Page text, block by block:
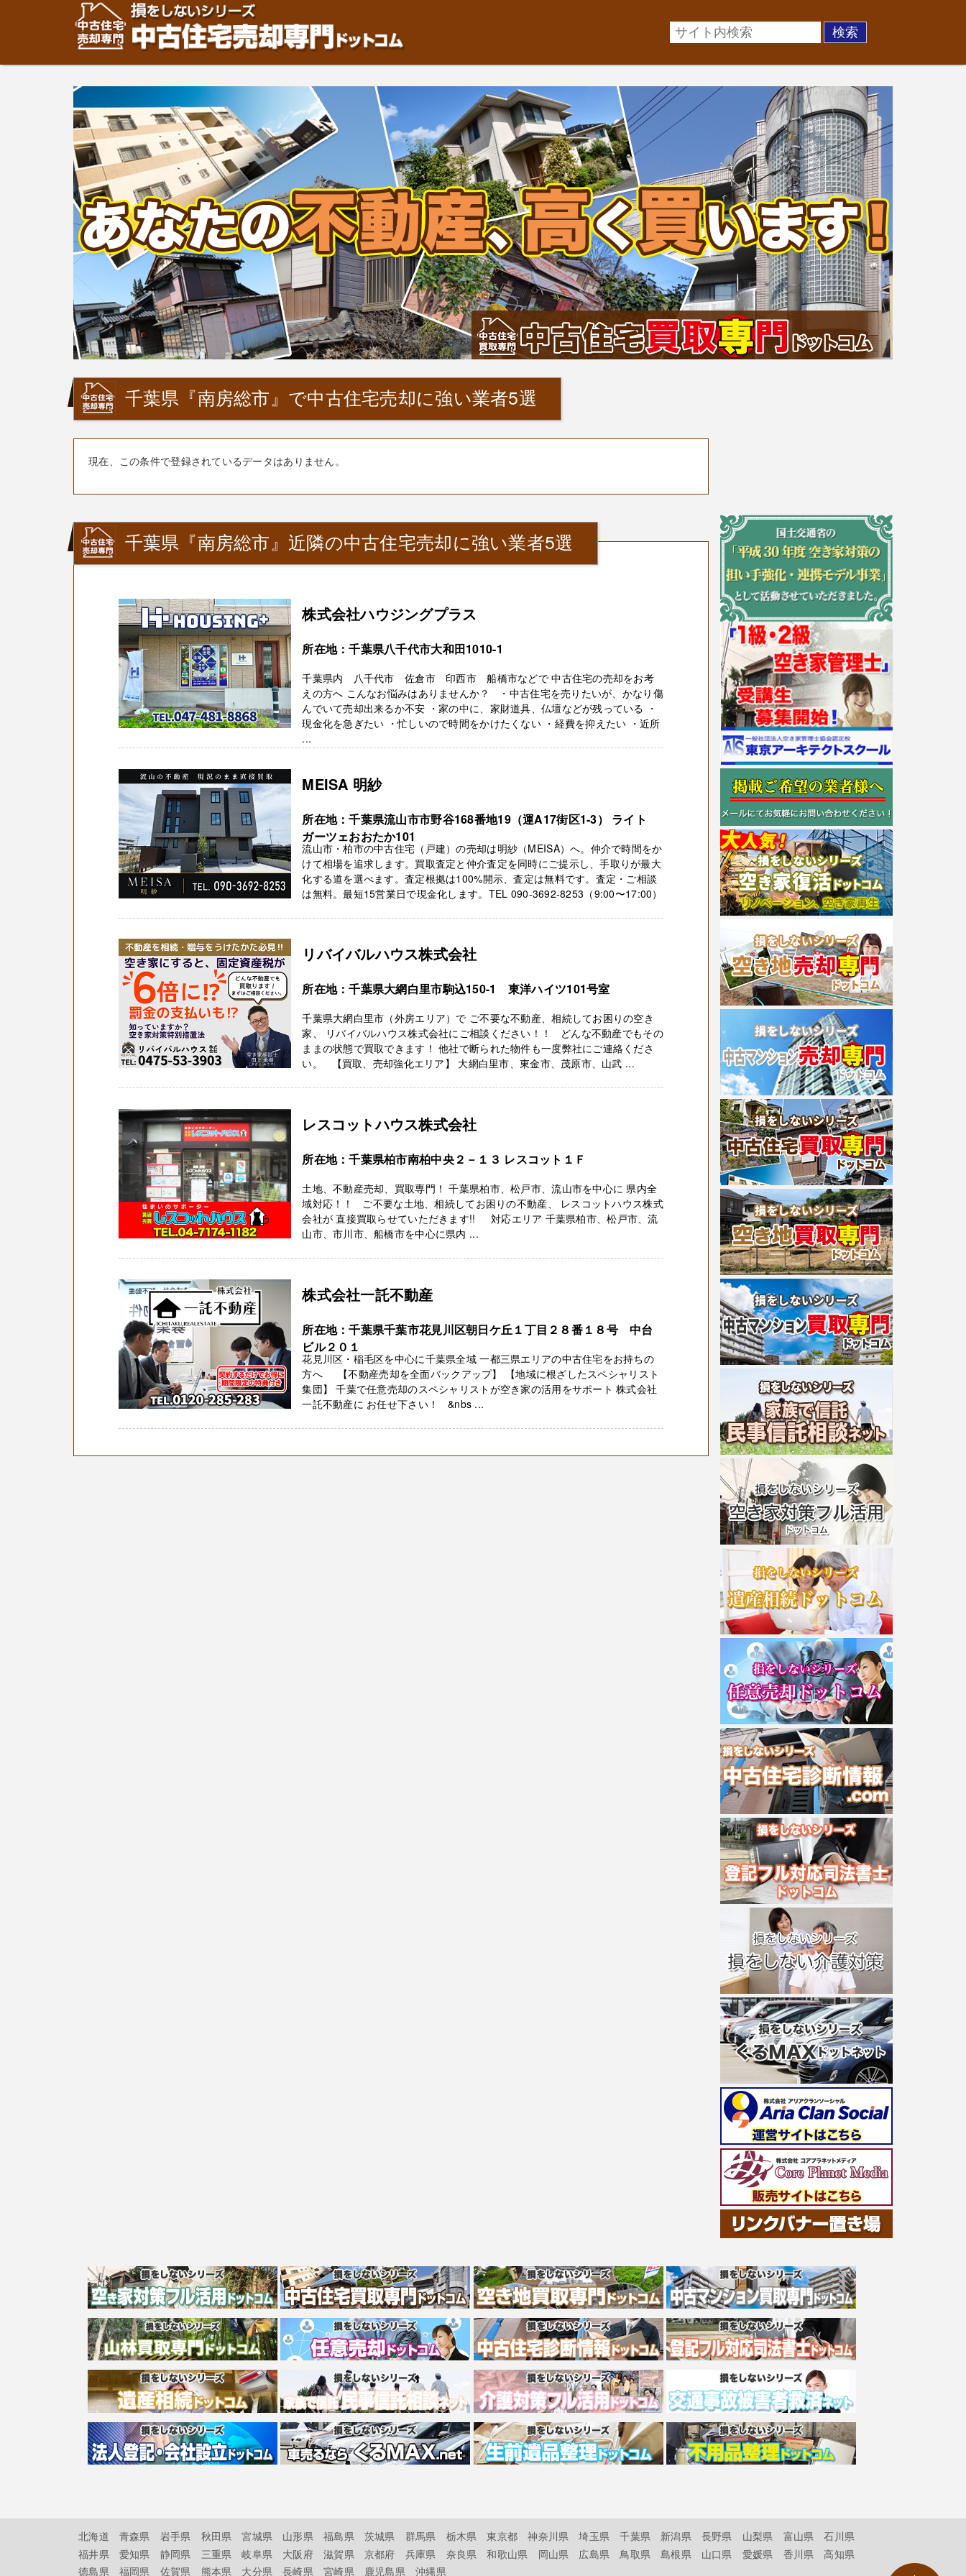
住宅・建物の「売却」は「個人」の方々が、「買取」は不動産や開発等の「業者」が物件を買います。一般的に「売却」は時間はかかるが相場に準じた売却金額、「買取」は短期ではあるが相場より
安めの売却金額と言われています。住宅・建物の売却をご検討中の方はお気軽にご相談ください。中古住宅、相続不動産など、不動産売却のお悩みを全国の専門家が解決致します！
千葉県『南房総市』で中古住宅売却に強い業者5選
現在、この条件で登録されているデータはありません。
千葉県『南房総市』近隣の中古住宅売却に強い業者5選
株式会社ハウジングプラス
所在地：千葉県八千代市大和田1010-1
千葉県内 八千代市 佐倉市 印西市 船橋市などで 中古住宅の売却をお考
えの方へ こんなお悩みはありませんか？ ・中古住宅を売りたいが、かなり傷
んでいて売却出来るか不安 ・家の中に、家財道具、仏壇などが残っている ・
現金化を急ぎたい ・忙しいので時間をかけたくない ・経費を抑えたい ・近所
...
MEISA 明紗
所在地：千葉県流山市市野谷168番地19（運A17街区1-3） ライト
ガーツェおおたか101
流山市・柏市の中古住宅（戸建）の売却は明紗（MEISA）へ。仲介で時間をか
けて相場を追求します。買取査定と仲介査定を同時にご提示し、手取りが最大
化する道を選べます。査定根拠は100%開示、査定は無料です。査定・ご相談
は無料。最短15営業日で現金化します。TEL 090-3692-8253（9:00〜17:00）
リバイバルハウス株式会社
所在地：千葉県大網白里市駒込150-1 東洋ハイツ101号室
千葉県大網白里市（外房エリア）で ご不要な不動産、相続してお困りの空き
家、 リバイバルハウス株式会社にご相談ください！！ どんな不動産でもその
ままの状態で買取できます！ 他社で断られた物件も一度弊社にご連絡くださ
い。 【買取、売却強化エリア】 大網白里市、東金市、茂原市、山武 ...
レスコットハウス株式会社
所在地：千葉県柏市南柏中央２－１３ レスコット１Ｆ
土地、不動産売却、買取専門！ 千葉県柏市、松戸市、流山市を中心に 県内全
域対応！！ ご不要な土地、相続してお困りの不動産、 レスコットハウス株式
会社が 直接買取らせていただきます!! 対応エリア 千葉県柏市、松戸市、流
山市、市川市、船橋市を中心に県内 ...
株式会社一託不動産
所在地：千葉県千葉市花見川区朝日ケ丘１丁目２８番１８号 中台
ビル２０１
花見川区・稲毛区を中心に千葉県全域 一都三県エリアの中古住宅をお持ちの
方へ 【不動産売却を全面バックアップ】 【地域に根ざしたスペシャリスト
集団】 千葉で任意売却のスペシャリストが空き家の活用をサポート 株式会社
一託不動産に お任せ下さい！ &nbs ...
北海道 青森県 岩手県 秋田県 宮城県 山形県 福島県 茨城県 群馬県 栃木県 東京都 神奈川県 埼玉県 千葉県 新潟県 長野県 山梨県 富山県
石川県
福井県
愛知県 静岡県 三重県 岐阜県 大阪府 滋賀県 京都府 兵庫県 奈良県 和歌山県 岡山県 広島県 鳥取県 島根県 山口県 愛媛県 香川県
高知県
徳島県
福岡県 佐賀県 熊本県 大分県 長崎県 宮崎県 鹿児島県 沖縄県